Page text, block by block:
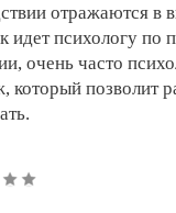
отражаются в
идет психологу по
очень часто
который позволит